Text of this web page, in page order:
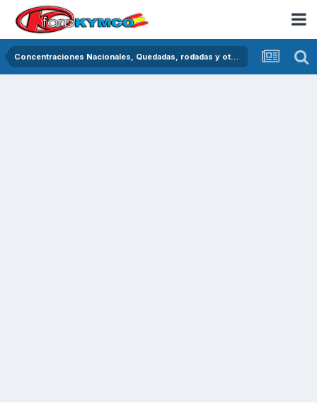
Concentraciones Nacionales, Quedadas, rodadas y otras crónicas del asfalto